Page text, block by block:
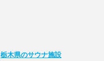
栃木県のサウナ施設